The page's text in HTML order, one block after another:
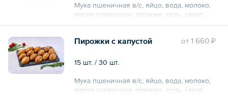
Мука пшеничная в/с, яйцо, вода, молоко,
масло сливочное, дрожжи, соль, сахар,
куриное филе, лук репчатый, сливки, соль,
oт 1 660 ₽
Пирожки с капустой
15 шт. / 30 шт.
Мука пшеничная в/с, яйцо, вода, молоко,
масло сливочное, дрожжи, соль, сахар,